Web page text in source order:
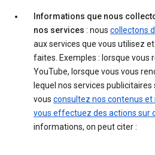
Informations que nous
nos services : nous collectons
aux services que vous utilisez
faites. Exemples : lorsque vous
YouTube, lorsque vous vous
lequel nos services
vous consultez nos contenus et
vous effectuez des actions sur
informations, on peut citer :